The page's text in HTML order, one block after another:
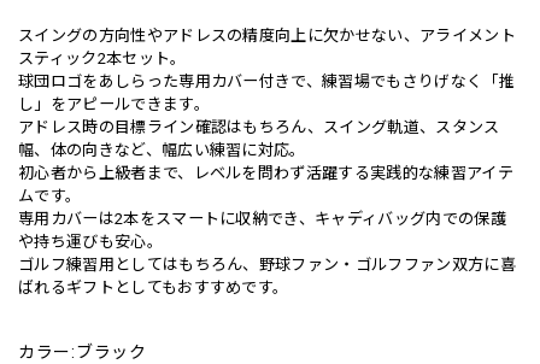
スイングの方向性やアドレスの精度向上に欠かせない、アライメント
スティック2本セット。
球団ロゴをあしらった専用カバー付きで、練習場でもさりげなく「推
し」をアピールできます。
アドレス時の目標ライン確認はもちろん、スイング軌道、スタンス
幅、体の向きなど、幅広い練習に対応。
初心者から上級者まで、レベルを問わず活躍する実践的な練習アイテ
ムです。
専用カバーは2本をスマートに収納でき、キャディバッグ内での保護
や持ち運びも安心。
ゴルフ練習用としてはもちろん、野球ファン・ゴルフファン双方に喜
ばれるギフトとしてもおすすめです。
カラー:ブラック